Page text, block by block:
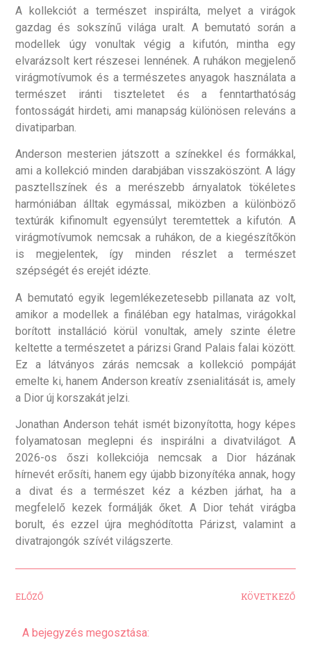
A kollekciót a természet inspirálta, melyet a virágok
gazdag és sokszínű világa uralt. A bemutató során a
modellek úgy vonultak végig a kifutón, mintha egy
elvarázsolt kert részesei lennének. A ruhákon megjelenő
virágmotívumok és a természetes anyagok használata a
természet iránti tiszteletet és a fenntarthatóság
fontosságát hirdeti, ami manapság különösen releváns a
divatiparban.
Anderson mesterien játszott a színekkel és formákkal,
ami a kollekció minden darabjában visszaköszönt. A lágy
pasztellszínek és a merészebb árnyalatok tökéletes
harmóniában álltak egymással, miközben a különböző
textúrák kifinomult egyensúlyt teremtettek a kifutón. A
virágmotívumok nemcsak a ruhákon, de a kiegészítőkön
is megjelentek, így minden részlet a természet
szépségét és erejét idézte.
A bemutató egyik legemlékezetesebb pillanata az volt,
amikor a modellek a fináléban egy hatalmas, virágokkal
borított installáció körül vonultak, amely szinte életre
keltette a természetet a párizsi Grand Palais falai között.
Ez a látványos zárás nemcsak a kollekció pompáját
emelte ki, hanem Anderson kreatív zsenialitását is, amely
a Dior új korszakát jelzi.
Jonathan Anderson tehát ismét bizonyította, hogy képes
folyamatosan meglepni és inspirálni a divatvilágot. A
2026-os őszi kollekciója nemcsak a Dior házának
hírnevét erősíti, hanem egy újabb bizonyítéka annak, hogy
a divat és a természet kéz a kézben járhat, ha a
megfelelő kezek formálják őket. A Dior tehát virágba
borult, és ezzel újra meghódította Párizst, valamint a
divatrajongók szívét világszerte.
ELŐZŐ KÖVETKEZŐ
A bejegyzés megosztása: